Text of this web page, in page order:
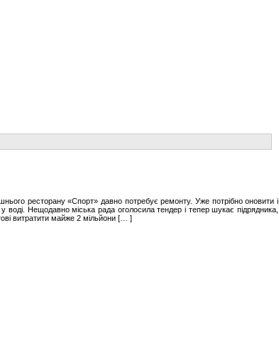
ресторану «Спорт» давно потребує ремонту. Уже потрібно оновити і
Нещодавно міська рада оголосила тендер і тепер шукає підрядника,
витратити майже 2 мільйони [… ]